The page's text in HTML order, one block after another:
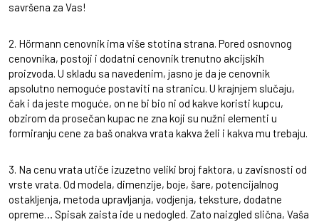
savršena za Vas!
2. Hörmann cenovnik ima više stotina strana. Pored osnovnog
cenovnika, postoji i dodatni cenovnik trenutno akcijskih
proizvoda. U skladu sa navedenim, jasno je da je cenovnik
apsolutno nemoguće postaviti na stranicu. U krajnjem slučaju,
čak i da jeste moguće, on ne bi bio ni od kakve koristi kupcu,
obzirom da prosečan kupac ne zna koji su nužni elementi u
formiranju cene za baš onakva vrata kakva želi i kakva mu trebaju.
3. Na cenu vrata utiče izuzetno veliki broj faktora, u zavisnosti od
vrste vrata. Od modela, dimenzije, boje, šare, potencijalnog
ostakljenja, metoda upravljanja, vodjenja, teksture, dodatne
opreme… Spisak zaista ide u nedogled. Zato naizgled slična, Vaša